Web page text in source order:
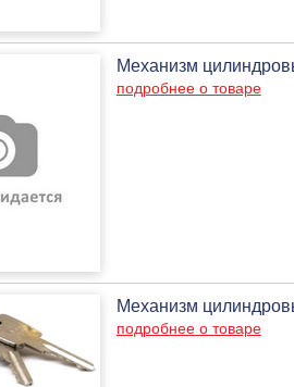
Механизм
подробнее о товаре
Механизм
подробнее о товаре